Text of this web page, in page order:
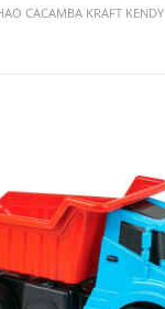
CACAMBA KRAFT KENDY